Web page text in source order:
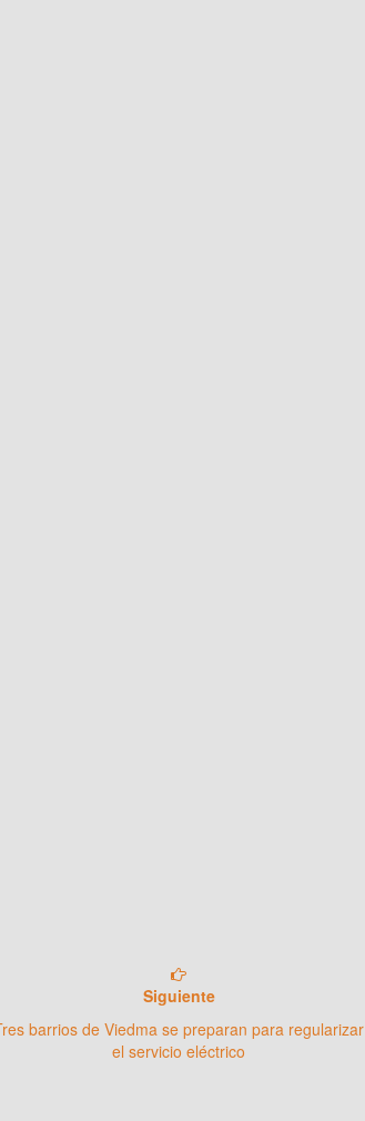
Siguiente
barrios de Viedma se preparan para regularizar
el servicio eléctrico